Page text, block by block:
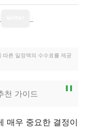
따른 일정액의 수수료를 제공
천 가이드
매우 중요한 결정이